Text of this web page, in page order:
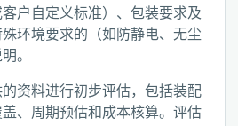
户自定义标准）、包装要求及
环境要求的（如防静电、无尘
。
资料进行初步评估，包括装配
、周期预估和成本核算。评估